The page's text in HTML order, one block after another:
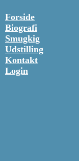
Forside
Biografi
Smugkig
Udstilling
Kontakt
Login